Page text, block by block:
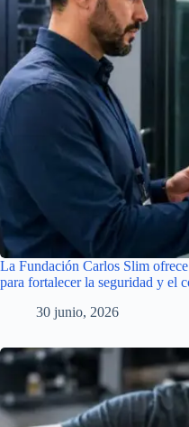
La Fundación Carlos Slim
para fortalecer la seguridad y el
30 junio, 2026